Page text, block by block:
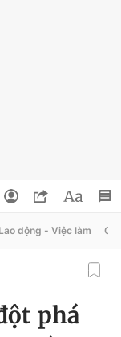
Lao động - Việc làm
phá